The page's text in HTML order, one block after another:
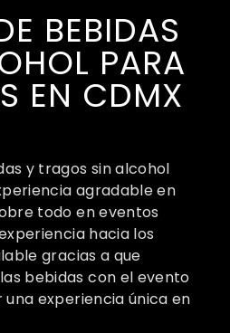
BEBIDAS
PARA
EN CDMX
y tragos sin alcohol
agradable en
todo en eventos
hacia los
gracias a que
bebidas con el evento
experiencia única en